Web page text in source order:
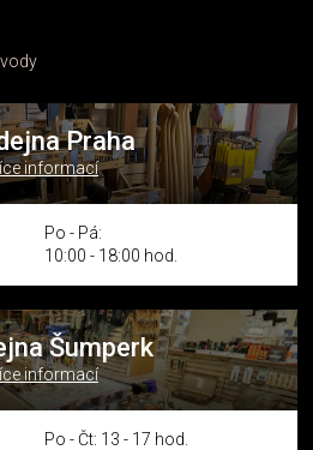
Praha
informací
Po - Pá:
10:00 - 18:00 hod.
Šumperk
informací
Po - Čt: 13 - 17 hod.